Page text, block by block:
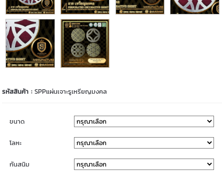
รหัสสินค้า :SPPแผ่นเจาะรูเหรียญมงคล
ขนาด
โลหะ
กันสนิม